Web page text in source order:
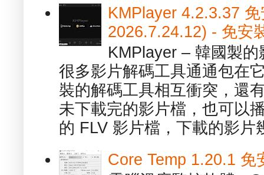
KMPlayer 4.2.3.37
2026.7.24.12) - 免安
KMPlayer – 韓國製
很多影片解碼工具通通包在
裝的解碼工具相互衝突，還
未下載完的影片檔，也可以
的 FLV 影片檔，下載的影片
Core Temp 1.20.1 免